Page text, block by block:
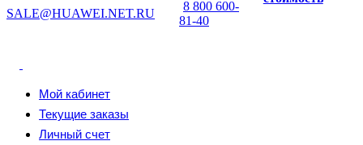
SALE@HUAWEI.NET.RU
8 800 600-
81-40
Мой кабинет
Текущие заказы
Личный счет